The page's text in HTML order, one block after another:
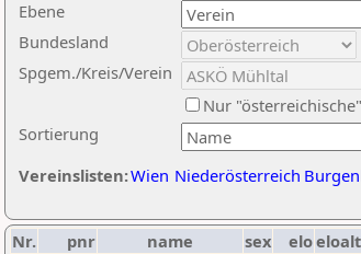
Ebene
Sortierung
Bundesland
Spgem./Kreis/Verein
Nur
Vereinslisten:Wien Niederösterreich
Nr. pnr name sex eloeloalt